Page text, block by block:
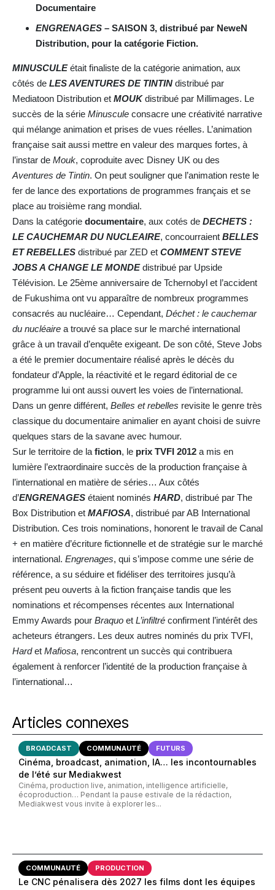
Documentaire
ENGRENAGES– SAISON 3, distribué par NeweN
Distribution, pour la catégorie Fiction.
MINUSCULEétait finaliste de la catégorie animation, aux
côtés de LES AVENTURES DE TINTIN distribué par
Mediatoon Distribution et MOUKdistribué par Millimages. Le
succès de la série Minuscule consacre une créativité narrative
qui mélange animation et prises de vues réelles. L’animation
française sait aussi mettre en valeur des marques fortes, à
l’instar de Mouk, coproduite avec Disney UK ou des
Aventures de Tintin. On peut souligner que l’animation reste le
fer de lance des exportations de programmes français et se
place au troisième rang mondial.
Dans la catégorie documentaire, aux cotés de DECHETS :
LE CAUCHEMAR DU NUCLEAIRE, concourraient BELLES
ET REBELLES distribué par ZED et COMMENT STEVE
JOBS A CHANGE LE MONDEdistribué par Upside
Télévision. Le 25ème anniversaire de Tchernobyl et l’accident
de Fukushima ont vu apparaître de nombreux programmes
consacrés au nucléaire… Cependant, Déchet : le cauchemar
du nucléaire a trouvé sa place sur le marché international
grâce à un travail d’enquête exigeant. De son côté, Steve Jobs
a été le premier documentaire réalisé après le décès du
fondateur d’Apple, la réactivité et le regard éditorial de ce
programme lui ont aussi ouvert les voies de l’international.
Dans un genre différent, Belles et rebelles revisite le genre très
classique du documentaire animalier en ayant choisi de suivre
quelques stars de la savane avec humour.
Sur le territoire de la fiction, le prix TVFI 2012 a mis en
lumière l’extraordinaire succès de la production française à
l’international en matière de séries… Aux côtés
d’ENGRENAGES étaient nominés HARD, distribué par The
Box Distribution et MAFIOSA, distribué par AB International
Distribution. Ces trois nominations, honorent le travail de Canal
+ en matière d’écriture fictionnelle et de stratégie sur le marché
international. Engrenages, qui s’impose comme une série de
référence, a su séduire et fidéliser des territoires jusqu’à
présent peu ouverts à la fiction française tandis que les
nominations et récompenses récentes aux International
Emmy Awards pour Braquo et L’infiltré confirment l’intérêt des
acheteurs étrangers. Les deux autres nominés du prix TVFI,
Hardet Mafiosa, rencontrent un succès qui contribuera
également à renforcer l’identité de la production française à
l’international…
Articles connexes
BROADCAST COMMUNAUTÉ FUTURS
Cinéma, broadcast, animation, IA… les incontournables
de l’été sur Mediakwest
Cinéma, production live, animation, intelligence artificielle,
écoproduction… Pendant la pause estivale de la rédaction,
Mediakwest vous invite à explorer les...
COMMUNAUTÉ PRODUCTION
Le CNC pénalisera dès 2027 les films dont les équipes